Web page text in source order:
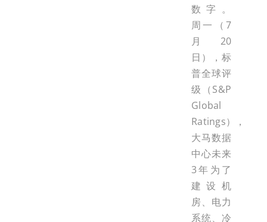
数字。
周一（7
月20
日），标
普全球评
级（S&P
Global
Ratings），
大马数据
中心未来
3年为了
建设机
房、电力
系统、冷